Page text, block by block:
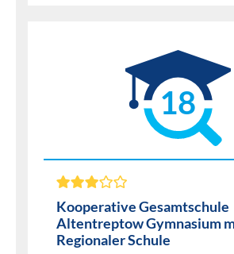
18
Kooperative Gesamtschule
Altentreptow Gymnasium
Regionaler Schule